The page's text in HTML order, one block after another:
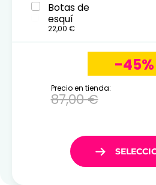
Botas de
esquí
22,00 €
-45%
Precio en tienda:
87,00 €